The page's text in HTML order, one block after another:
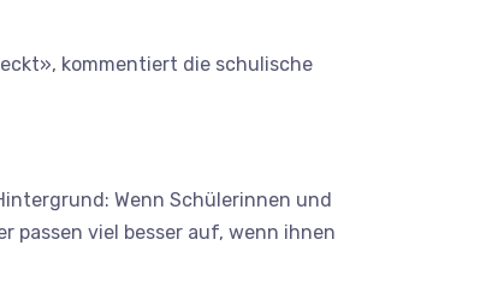
kommentiert die schulische
Wenn Schülerinnen und
passen viel besser auf, wenn ihnen